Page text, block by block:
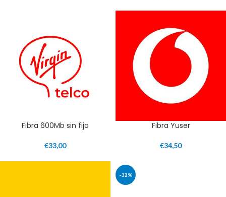
Fibra 600Mb sin fijo
€33,00
Fibra Yuser
€34,50
-32%